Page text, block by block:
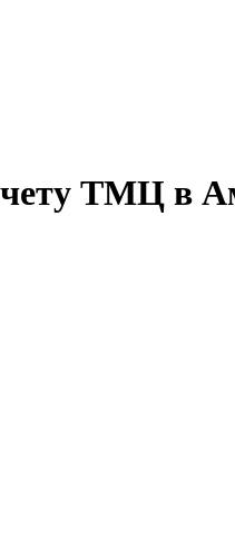
ТМЦ в